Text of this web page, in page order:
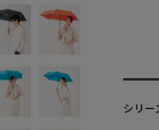
シリ